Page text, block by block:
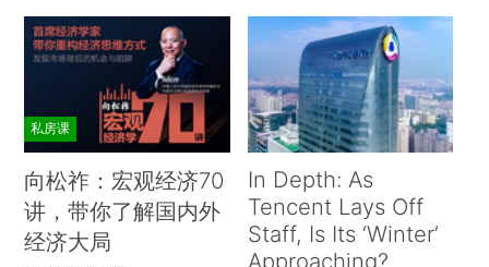
私房课
向松祚：宏观经济70
讲，带你了解国内外
经济大局
In Depth: As
Tencent Lays Off
Staff, Is Its ‘Winter’
Approaching?